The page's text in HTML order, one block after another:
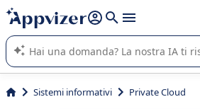
righe con
shift + enter
L'IA di Appvizer vi guida nell'utilizzo o nella
software SaaS per la vostra azienda.
Sistemi informativi Private Cloud